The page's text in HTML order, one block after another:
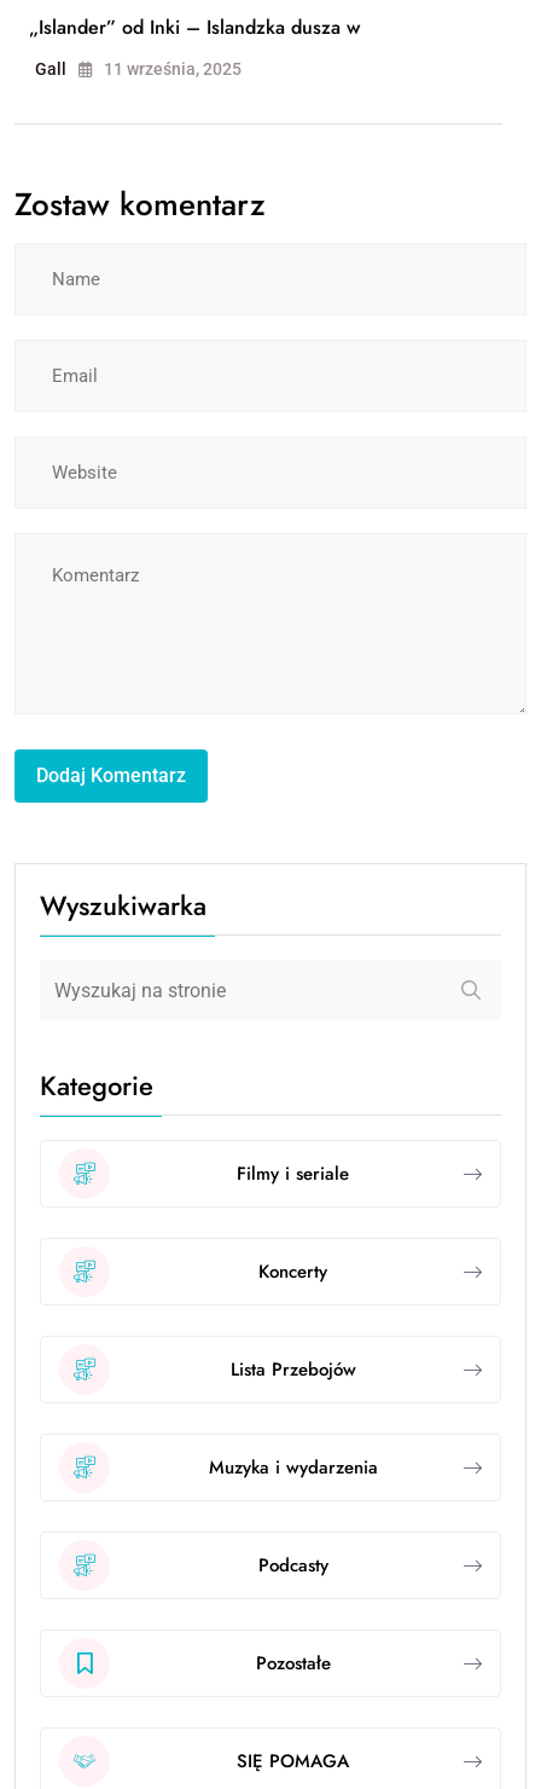
„Islander” od Inki – Islandzka dusza w
Gall 11 września, 2025
Zostaw komentarz
Wyszukiwarka
Kategorie
Filmy i seriale
Koncerty
Lista Przebojów
Muzyka i wydarzenia
Podcasty
Pozostałe
SIĘ POMAGA